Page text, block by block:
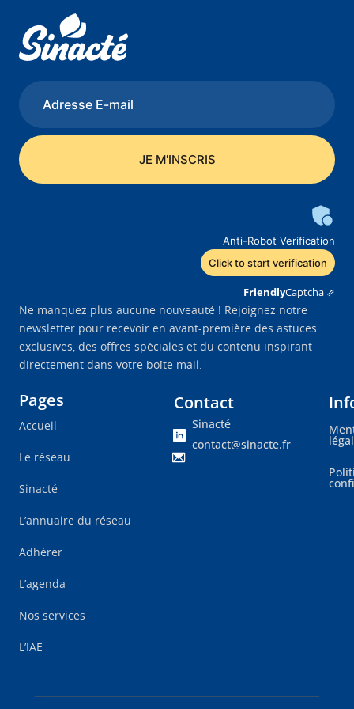
Anti-Robot Verification
Click to start verification
FriendlyCaptcha ⇗
Ne manquez plus aucune nouveauté ! Rejoignez notre
newsletter pour recevoir en avant-première des astuces
exclusives, des offres spéciales et du contenu inspirant
directement dans votre boîte mail.
Pages
Accueil
Le réseau
Sinacté
L’annuaire du réseau
Adhérer
L’agenda
Nos services
L’IAE
Contact
Sinacté
contact@sinacte.fr